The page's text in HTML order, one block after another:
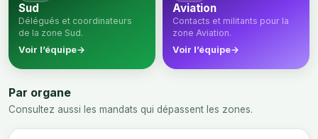
Sud
Délégués et coordinateurs
de la zone Sud.
Voir l’équipe→
Aviation
Contacts et militants pour la
zone Aviation.
Voir l’équipe→
Par organe
Consultez aussi les mandats qui dépassent les zones.